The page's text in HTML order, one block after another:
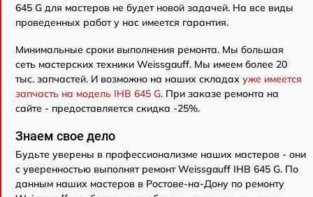
645 G для мастеров не будет новой задачей. На все виды
проведенных работ у нас имеется гарантия.
Минимальные сроки выполнения ремонта. Мы большая
сеть мастерских техники Weissgauff. Мы имеем более 20
тыс. запчастей. И возможно на наших складах уже имеется
запчасть на модель IHB 645 G. При заказе ремонта на
сайте - предоставляется скидка -25%.
Знаем свое дело
Будьте уверены в профессионализме наших мастеров - они
с уверенностью выполнят ремонт Weissgauff IHB 645 G. По
данным наших мастеров в Ростове-на-Дону по ремонту